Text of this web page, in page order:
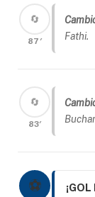
🔄
87′
Fathi.
🔄
83′
⚽